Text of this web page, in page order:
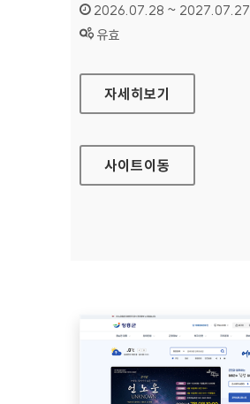
인증기간 :
2026.07.28 ~ 2027.07.27
상태 :
유효
보성군청
자세히보기
사이트이동